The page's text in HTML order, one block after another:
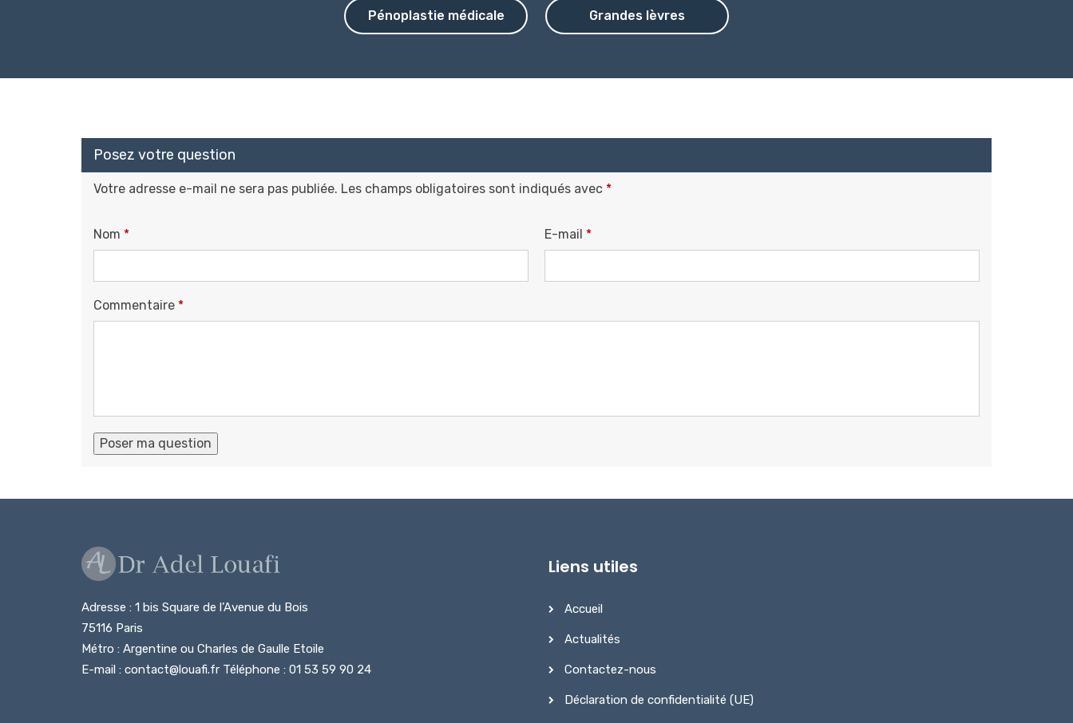
Pénoplastie médicale Grandes lèvres
Posez votre question
Votre adresse e-mail ne sera pas publiée. Les champs obligatoires sont indiqués avec *
Nom * E-mail *
Commentaire *
Adresse : 1 bis Square de l’Avenue du Bois
75116 Paris
Métro : Argentine ou Charles de Gaulle Etoile
E-mail : contact@louafi.fr Téléphone : 01 53 59 90 24
Liens utiles
Accueil
Actualités
Contactez-nous
Déclaration de confidentialité (UE)